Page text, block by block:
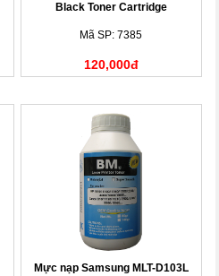
Black Toner Cartridge
Mã SP: 7385
120,000đ
Mực nạp Samsung MLT-D103L